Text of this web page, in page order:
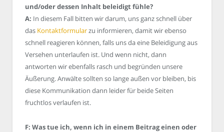
und/oder dessen Inhalt beleidigt fühle?
A: In diesem Fall bitten wir darum, uns ganz schnell über
das Kontaktformularzu informieren, damit wir ebenso
schnell reagieren können, falls uns da eine Beleidigung aus
Versehen unterlaufen ist. Und wenn nicht, dann
antworten wir ebenfalls rasch und begründen unsere
Äußerung. Anwälte sollten so lange außen vor bleiben, bis
diese Kommunikation dann leider für beide Seiten
fruchtlos verlaufen ist.
F: Was tue ich, wenn ich in einem Beitrag einen oder